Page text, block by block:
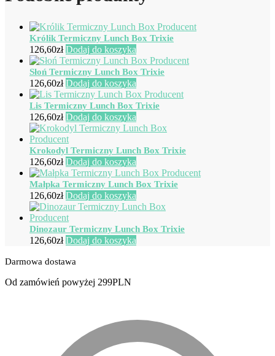
Królik Termiczny Lunch Box Trixie
126,60zł Dodaj do koszyka
Słoń Termiczny Lunch Box Trixie
126,60zł Dodaj do koszyka
Lis Termiczny Lunch Box Trixie
126,60zł Dodaj do koszyka
Krokodyl Termiczny Lunch Box Trixie
126,60zł Dodaj do koszyka
Małpka Termiczny Lunch Box Trixie
126,60zł Dodaj do koszyka
Dinozaur Termiczny Lunch Box Trixie
126,60zł Dodaj do koszyka
Darmowa dostawa
Od zamówień powyżej 299PLN